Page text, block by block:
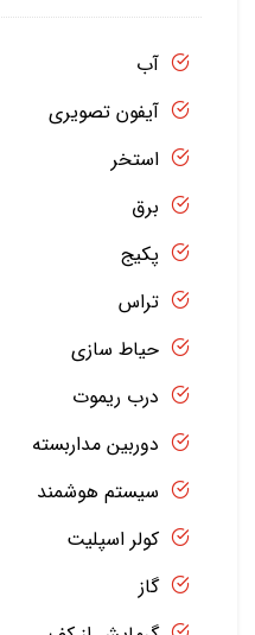
آب
آیفون تصویری
استخر
برق
پکیج
تراس
حیاط سازی
درب ریموت
دوربین مداربسته
سیستم هوشمند
کولر اسپلیت
گاز